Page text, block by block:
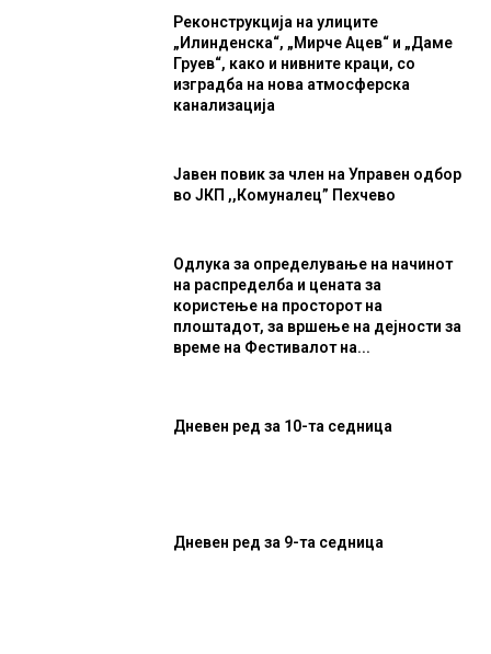
Реконструкција на улиците
„Илинденска“, „Мирче Ацев“ и „Даме
Груев“, како и нивните краци, со
изградба на нова атмосферска
канализација
Јавен повик за член на Управен одбор
во ЈКП ,,Комуналец” Пехчево
Одлука за определување на начинот
на распределба и цената за
користење на просторот на
плоштадот, за вршење на дејности за
време на Фестивалот на...
Дневен ред за 10-та седница
Дневен ред за 9-та седница